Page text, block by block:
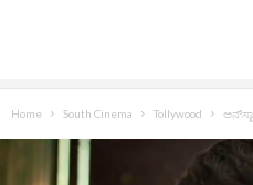
Home South Cinema Tollywood